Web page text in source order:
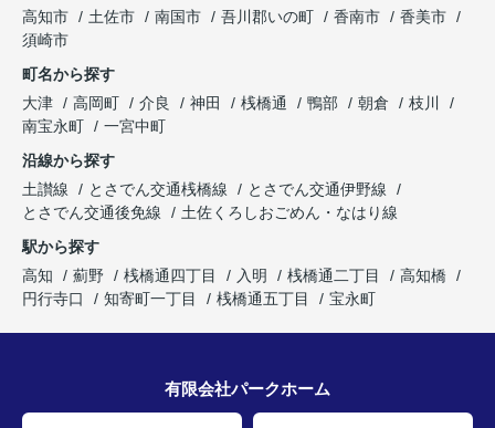
高知市
土佐市 南国市 吾川郡いの町 香南市
香美市
須崎市
町名から探す
大津
高岡町 介良 神田 桟橋通 鴨部 朝倉
枝川
南宝永町
一宮中町
沿線から探す
土讃線
とさでん交通桟橋線
とさでん交通伊野線
とさでん交通後免線
土佐くろしおごめん・なはり線
駅から探す
高知
薊野 桟橋通四丁目 入明 桟橋通二丁目
高知橋
円行寺口
知寄町一丁目 桟橋通五丁目 宝永町
有限会社パークホーム